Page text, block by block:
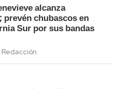
alcanza
prevén chubascos en
Sur por sus bandas
Redacción